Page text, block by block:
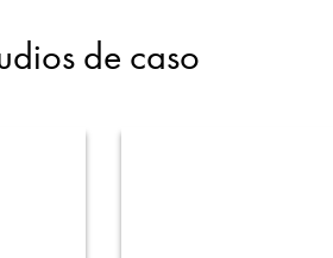
de caso